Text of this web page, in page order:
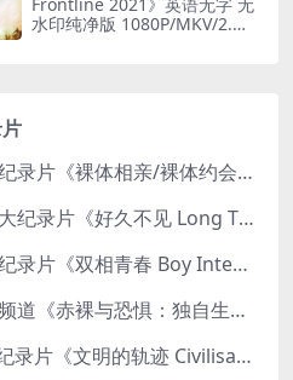
水印纯净版 1080P/MKV/2.51
美国纪录片《裸体相亲/裸体约会 Dating Naked 2014-2016》第1-3季全33集 英语中英双字 无水印纯净版 1080P/MKV/85.6G 裸体相亲真人秀
加拿大纪录片《好久不见 Long Time Comin 1993》英语中英双字 官方纯净版 1080P/MKV/1G 女同性艺术家
美国纪录片《双相青春 Boy Interrupted 2009》英语中英双字 官方纯净版 1080P/MKV/1.43G 青少年躁郁症
探索频道《赤裸与恐惧：独自生存/赤裸荒野求生 Naked and Afraid: Solo 2023》第一季全8集 英语中英双字 官方纯净版 高码1080P/MKV/45.4G
BBC纪录片《文明的轨迹 Civilisations 1969》全13集 英语中英双字 高清收藏版 1080P/MKV/64.1G 西方艺术史话